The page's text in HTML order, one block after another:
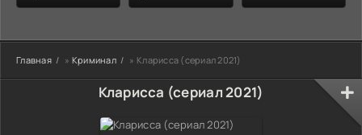
Главная » Криминал » Кларисса (сериал 2021)
Кларисса (сериал 2021)